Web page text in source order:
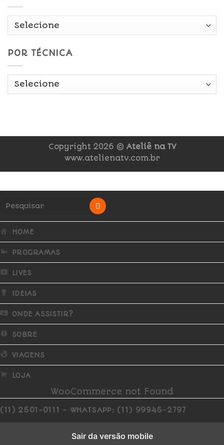
POR TÉCNICA
Copyright 2026 © Ateliê na TV
www.atelienatv.com.br
HOME
PROGRAMAS
LIVES
IDEIAS
ONDE ASSISTIR?
SOBRE
VIAGENS
LOJA
WooCommerce not Found
(11) 2501-0111 - WHATSAPP: (11) 99945-2797
Sair da versão mobile